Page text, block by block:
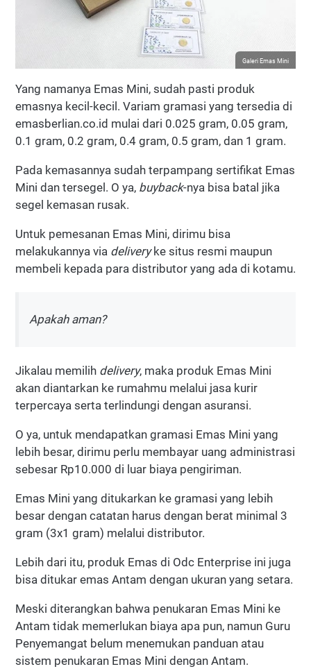
Galeri Emas Mini
Yang namanya Emas Mini, sudah pasti produk
emasnya kecil-kecil. Variam gramasi yang tersedia di
emasberlian.co.id mulai dari 0.025 gram, 0.05 gram,
0.1 gram, 0.2 gram, 0.4 gram, 0.5 gram, dan 1 gram.
Pada kemasannya sudah terpampang sertifikat Emas
Mini dan tersegel. O ya, buyback-nya bisa batal jika
segel kemasan rusak.
Untuk pemesanan Emas Mini, dirimu bisa
melakukannya via deliveryke situs resmi maupun
membeli kepada para distributor yang ada di kotamu.
Apakah aman?
Jikalau memilih delivery, maka produk Emas Mini
akan diantarkan ke rumahmu melalui jasa kurir
terpercaya serta terlindungi dengan asuransi.
O ya, untuk mendapatkan gramasi Emas Mini yang
lebih besar, dirimu perlu membayar uang administrasi
sebesar Rp10.000 di luar biaya pengiriman.
Emas Mini yang ditukarkan ke gramasi yang lebih
besar dengan catatan harus dengan berat minimal 3
gram (3x1 gram) melalui distributor.
Lebih dari itu, produk Emas di Odc Enterprise ini juga
bisa ditukar emas Antam dengan ukuran yang setara.
Meski diterangkan bahwa penukaran Emas Mini ke
Antam tidak memerlukan biaya apa pun, namun Guru
Penyemangat belum menemukan panduan atau
sistem penukaran Emas Mini dengan Antam.